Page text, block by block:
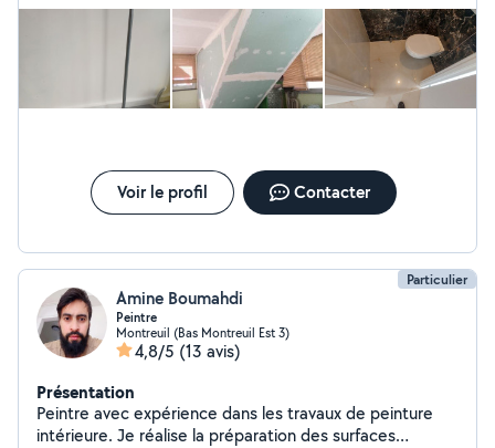
Voir le profil Contacter
Particulier
Amine Boumahdi
Peintre
Montreuil (Bas Montreuil Est 3)
4,8/5 (13 avis)
Présentation
Peintre avec expérience dans les travaux de peinture
intérieure. Je réalise la préparation des surfaces